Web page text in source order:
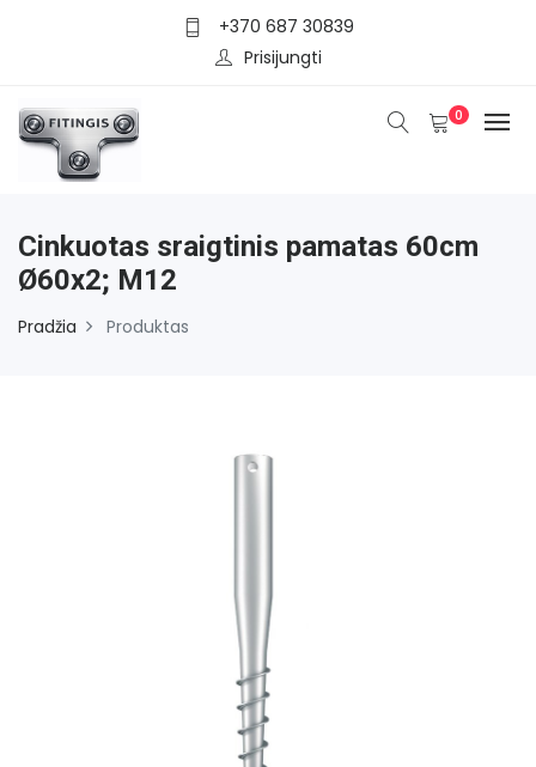
+370 687 30839
Prisijungti
0
Cinkuotas sraigtinis pamatas 60cm
Ø60x2; M12
Pradžia Produktas